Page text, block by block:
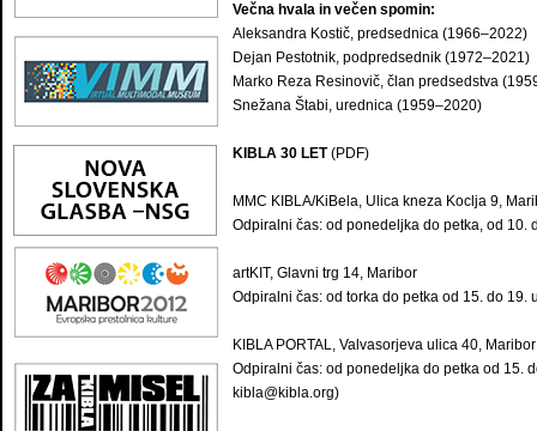
Večna hvala in večen spomin:
Aleksandra Kostič, predsednica (1966–2022)
Dejan Pestotnik, podpredsednik (1972–2021)
Marko Reza Resinovič, član predsedstva
Snežana Štabi, urednica (1959–2020)
KIBLA 30 LET(PDF)
MMC KIBLA/KiBela, Ulica kneza Koclja 9,
Odpiralni čas: od ponedeljka do petka, od 10.
artKIT, Glavni trg 14, Maribor
Odpiralni čas: od torka do petka od 15. do 19.
KIBLA PORTAL, Valvasorjeva ulica 40, Maribor
Odpiralni čas: od ponedeljka do petka od 15.
kibla@kibla.org)